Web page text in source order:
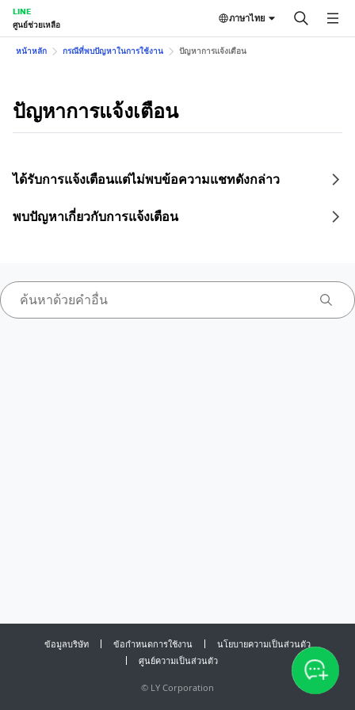
LINE
ศูนย์ช่วยเหลือ
ภาษาไทย
หน้าหลัก กรณีที่พบปัญหาในการใช้งาน ปัญหาการแจ้งเตือน
ปัญหาการแจ้งเตือน
ได้รับการแจ้งเตือนแต่ไม่พบข้อความแชทดังกล่าว
พบปัญหาเกี่ยวกับการแจ้งเตือน
ข้อมูลบริษัท ข้อกำหนดการใช้งาน
นโยบายความเป็นส่วนตัว
ศูนย์ความเป็นส่วนตัว
© LY Corporation